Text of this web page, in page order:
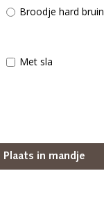
Broodje hard bruin
Met sla
Plaats in mandje